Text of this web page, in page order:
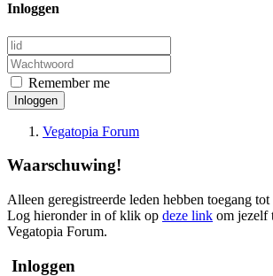
Inloggen
Remember me
Inloggen
Vegatopia Forum
Waarschuwing!
Alleen geregistreerde leden hebben toegang tot
Log hieronder in of klik op deze link om jezelf
Vegatopia Forum.
Inloggen